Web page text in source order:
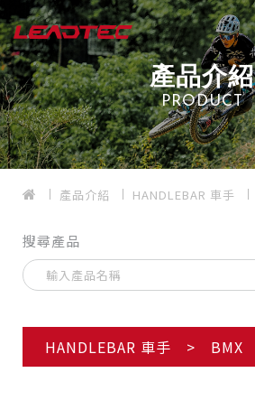
產品介紹
PRODUCT
產品介紹 HANDLEBAR 車手
搜尋產品
HANDLEBAR 車手 > BMX